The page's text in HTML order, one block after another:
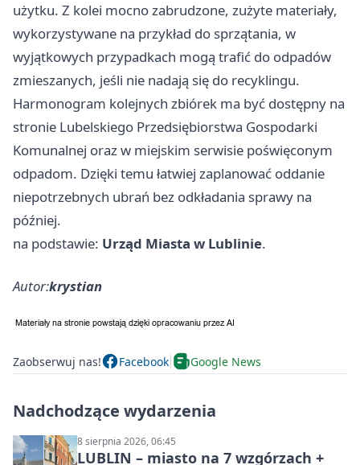
użytku. Z kolei mocno zabrudzone, zużyte materiały,
wykorzystywane na przykład do sprzątania, w
wyjątkowych przypadkach mogą trafić do odpadów
zmieszanych, jeśli nie nadają się do recyklingu.
Harmonogram kolejnych zbiórek ma być dostępny na
stronie Lubelskiego Przedsiębiorstwa Gospodarki
Komunalnej oraz w miejskim serwisie poświęconym
odpadom. Dzięki temu łatwiej zaplanować oddanie
niepotrzebnych ubrań bez odkładania sprawy na
później.
na podstawie: Urząd Miasta w Lublinie.
Autor:krystian
Zaobserwuj nas! Facebook Google News
Nadchodzące wydarzenia
8 sierpnia 2026, 06:45
LUBLIN – miasto na 7 wzgórzach +